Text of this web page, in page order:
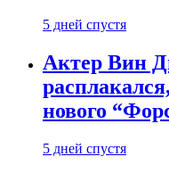
5 дней спустя
Актер Вин
нового
5 дней спустя